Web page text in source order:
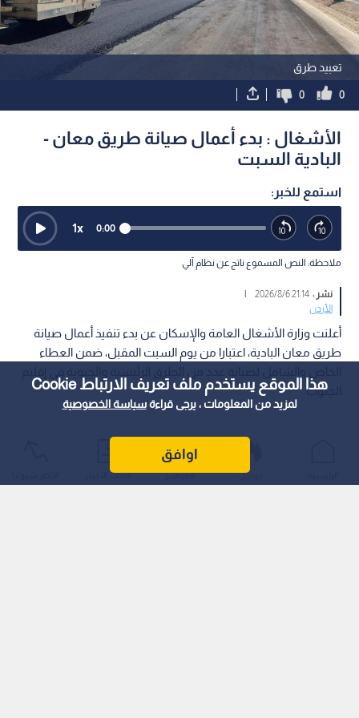
هذا الموقع يستخدم ملف تعريف الارتباط Cookie
لمزيد من المعلومات ، يرجى قراءةسياسة الخصوصية
اوافق
تعبيد طرق
0
0
الأشغال : بدء أعمال صيانة طريق معان -
البادية السبت
استمع للخبر:
0:00
1x
ملاحظة: النص المسموع ناتج عن نظام آلي
نشر :21:14 2026/8/6
|
الأردن
أعلنت وزارة الأشغال العامة والإسكان عن بدء تنفيذ أعمال صيانة
طريق معان البادية، اعتبارا من يوم السبت المقبل، ضمن العطاء
الجنوب.
عواجل المباشر أحدث الأخبار